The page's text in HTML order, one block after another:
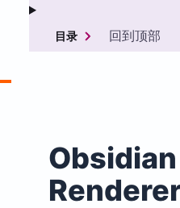
目录 回到顶部